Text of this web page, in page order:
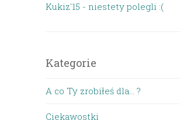
Kukiz'15 - niestety polegli :(
Kategorie
A co Ty zrobiłeś dla… ?
Ciekawostki